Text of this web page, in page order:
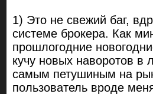
1) Это не свежий баг,
системе брокера. Как
прошлогодние
кучу новых наворотов в
самым петушиным на
пользователь вроде